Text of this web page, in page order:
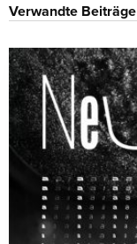
Verwandte Beiträge